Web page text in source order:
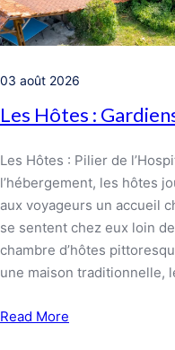
03 août 2026
Les Hôtes :
Les Hôtes : Pilier de
l’hébergement, les hôtes
aux voyageurs un accueil
se sentent chez eux loin
chambre d’hôtes
une maison traditionnelle,
Read More